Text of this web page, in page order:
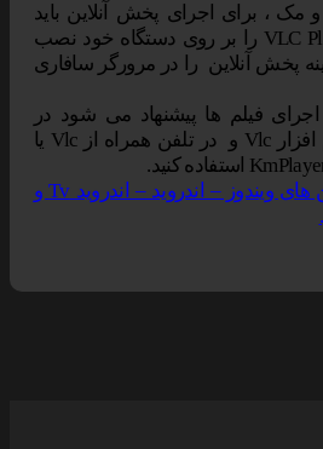
مک ، برای اجرای پخش آنلاین باید
نرم افزار VLC Player را بر روی دستگاه خود نصب
پخش آنلاین را در مرورگر سافاری
اجرای فیلم ها پیشنهاد می شود در
کامپیوتر از نرم افزار Vlc و در تلفن همراه از Vlc یا
دانلود اپلیکیشن های ویندوز – اندروید – اندروید Tv و